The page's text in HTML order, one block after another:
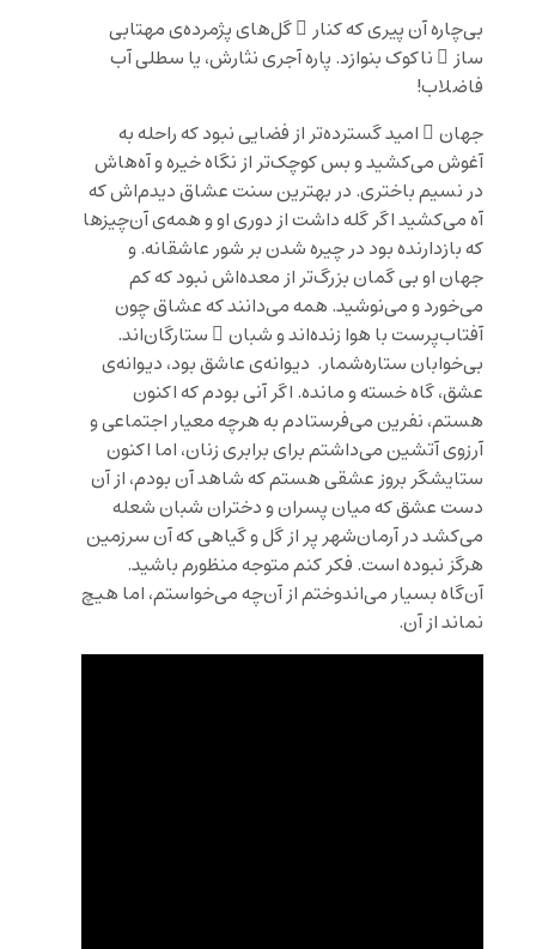
بی‌چاره آن پیری که کنار ِ گل‌های پژمرده‌ی مهتابی
ساز ِ ناکوک بنوازد. پاره آجری نثارش، یا سطلی آب
فاضلاب!
جهان ِ امید گسترده‌تر از فضایی نبود که راحله به
آغوش می‌کشید و بس کوچک‌تر از نگاه خیره و آه‌هاش
در نسیم باختری. در بهترین سنت عشاق دیدم‌اش که
آه می‌کشید اگر گله داشت از دوری او و همه‌ی آن‌چیزها
که بازدارنده‌ بود در چیره شدن بر شور عاشقانه. و
جهان او بی گمان بزرگ‌تر از معده‌اش نبود که کم
می‌خورد و می‌نوشید. همه‌ می‌دانند که عشاق چون
آفتاب‌پرست با هوا زنده‌اند و شبان ِ ستارگان‌اند.
بی‌خوابان ستاره‌شمار. دیوانه‌ی عاشق بود، دیوانه‌ی
عشق، گاه خسته و مانده. اگر آنی بودم که اکنون
هستم، نفرین می‌فرستادم به هرچه معیار اجتماعی و
آرزوی آتشین می‌داشتم برای برابری زنان، اما اکنون
ستایشگر بروز عشقی هستم که شاهد آن بودم، از آن
دست عشق که میان پسران و دختران شبان شعله
می‌کشد در آرمان‌شهر پر از گل و گیاهی که آن سرزمین
هرگز نبوده است. فکر کنم متوجه منظورم باشید.
آن‌گاه بسیار می‌اندوختم از آن‌چه می‌خواستم، اما هیچ
نماند از آن.